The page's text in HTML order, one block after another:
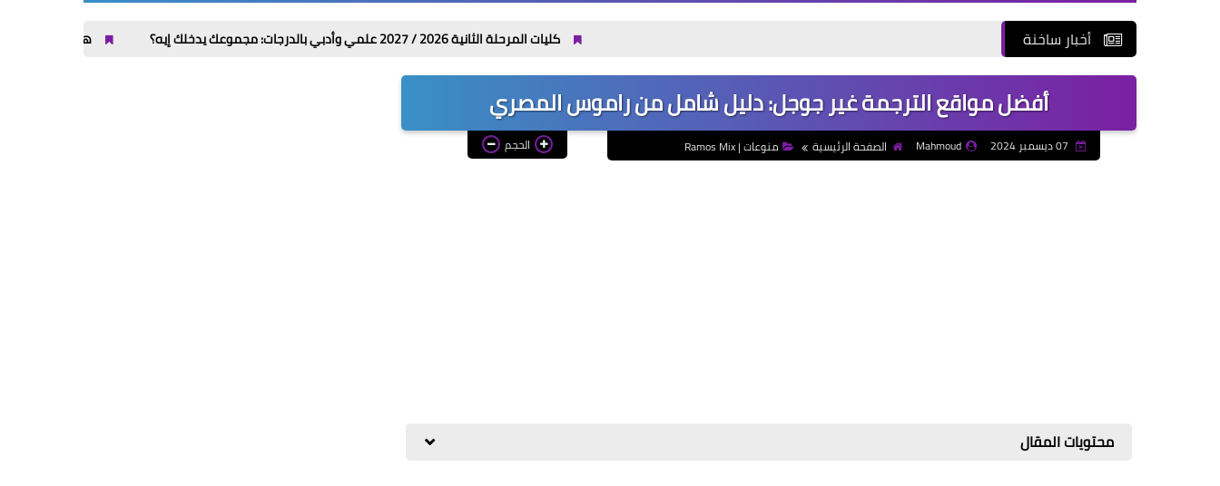
أخبار ساخنة كليات المرحلة الثانية 2026 / 2027 علمي وأدبي بالدرجات: مجموعك يدخلك إيه؟ هل توجد كليات ذكاء
أفضل مواقع الترجمة غير جوجل: دليل شامل من راموس المصري
Mahmoud الصفحة الرئيسية منوعات | Ramos Mix الحجم
محتويات المقال